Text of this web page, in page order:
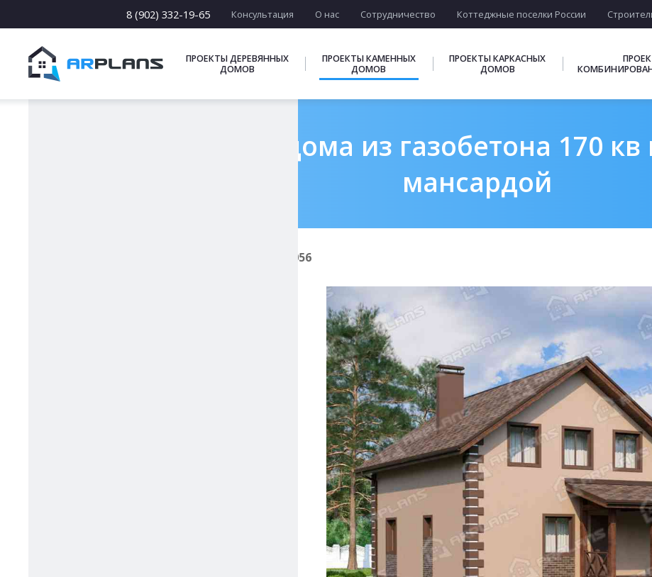
8 (902) 332-19-65 Консультация О нас Сотрудничество Коттеджные поселки России
ПРОЕКТЫ ДЕРЕВЯННЫХ
ДОМОВ
ПРОЕКТЫ КАМЕННЫХ
ДОМОВ
ПРОЕКТЫ КАРКАСНЫХ
ДОМОВ
Готовый проект дома из газобетона 170
мансардой
К-056
17 х [17-22]
ПОДБОРКИ